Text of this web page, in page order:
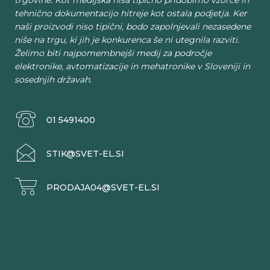
tehnično dokumentacijo hitreje kot ostala podjetja. Ker
naši proizvodi niso tipični, bodo zapolnjevali nezasedene
niše na trgu, ki jih je konkurenca še ni utegnila razviti.
Želimo biti najpomembnejši medij za področje
elektronike, avtomatizacije in mehatronike v Sloveniji in
sosednjih državah.
01 5491400
STIK@SVET-EL.SI
PRODAJA04@SVET-EL.SI